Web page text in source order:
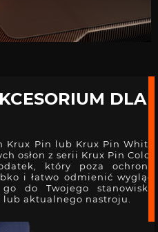
DLA
Krux Pin lub Krux Pin White
osłon z serii Krux Pin Color
który poza ochroną
i łatwo odmienić wygląd
do Twojego stanowiska
aktualnego nastroju.